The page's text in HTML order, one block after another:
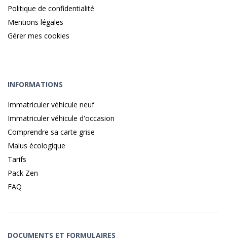
Politique de confidentialité
Mentions légales
Gérer mes cookies
INFORMATIONS
Immatriculer véhicule neuf
Immatriculer véhicule d'occasion
Comprendre sa carte grise
Malus écologique
Tarifs
Pack Zen
FAQ
DOCUMENTS ET FORMULAIRES